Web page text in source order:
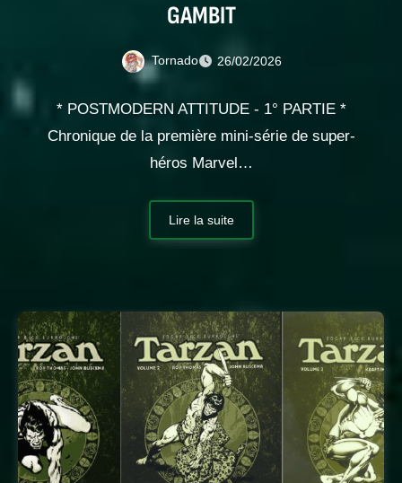
GAMBIT
Tornado 26/02/2026
* POSTMODERN ATTITUDE - 1° PARTIE *
Chronique de la première mini-série de super-
héros Marvel…
Lire la suite